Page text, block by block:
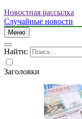
Новостная рассылка
Случайные новости
Меню
Найти:
Заголовки